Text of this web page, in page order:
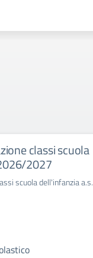
classi scuola
2027
scuola dell'infanzia a.s.